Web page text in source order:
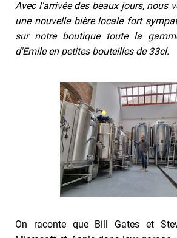
Avec l'arrivée des beaux jours, nous
une nouvelle bière locale fort
sur notre boutique toute la
d'Emile en petites bouteilles de 33cl.
On raconte que Bill Gates et